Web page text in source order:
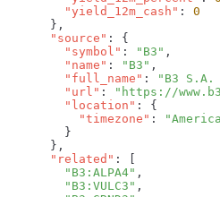
        "yield_12m_cash"
:
      "source"
        "symbol"
: "B3"
        "name"
: "B3"
        "full_name"
:
"B3
        "url"
: "https://
        "location"
          "timezone"
:
      "related"
        "B3:ALPA4"
        "B3:VULC3"